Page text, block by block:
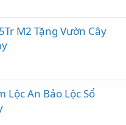
M2 Tặng Vườn Cây
Lộc An Bảo Lộc Sổ